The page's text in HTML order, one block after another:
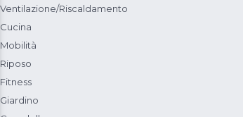
Ventilazione/Riscaldamento
Cucina
Mobilità
Riposo
Fitness
Giardino